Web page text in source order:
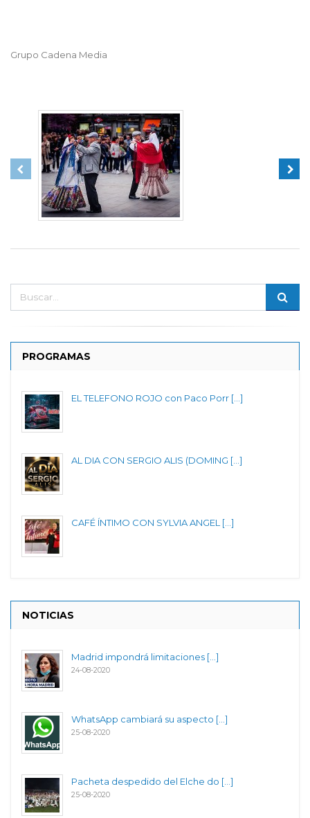
Grupo Cadena Media
PROGRAMAS
EL TELEFONO ROJO con Paco Porr [...]
AL DIA CON SERGIO ALIS (DOMING [...]
CAFÉ ÍNTIMO CON SYLVIA ANGEL [...]
NOTICIAS
Madrid impondrá limitaciones [...]
24-08-2020
WhatsApp cambiará su aspecto [...]
25-08-2020
Pacheta despedido del Elche do [...]
25-08-2020